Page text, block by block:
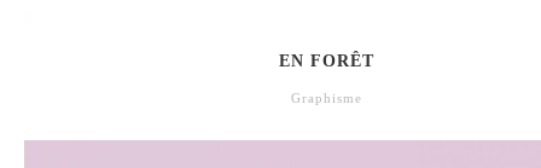
EN FORÊT
Graphisme